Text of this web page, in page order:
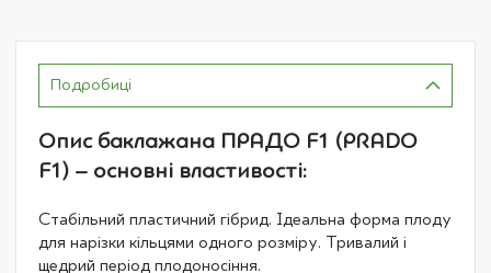
Подробиці
Опис баклажана ПРАДО F1 (PRADO
F1) – основні властивості:
Стабільний пластичний гібрид. Ідеальна форма плоду
для нарізки кільцями одного розміру. Тривалий і
щедрий період плодоносіння.